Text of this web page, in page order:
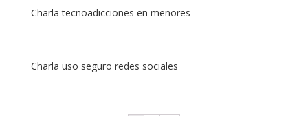
Charla tecnoadicciones en menores
Charla uso seguro redes sociales